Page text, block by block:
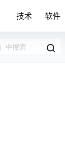
技术 软件